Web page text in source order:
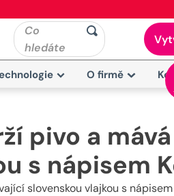
Co
hledáte
O firmě
pivo a mává
s nápisem
slovenskou vlajkou s